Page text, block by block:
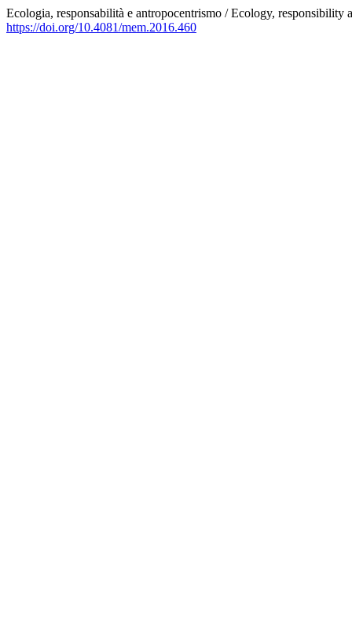
Ecologia, responsabilità e antropocentrismo / Ecology, responsibility
https://doi.org/10.4081/mem.2016.460